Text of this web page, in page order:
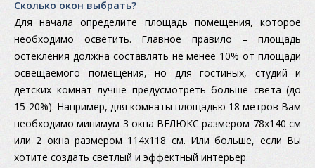
Сколько окон выбрать?
Для начала определите площадь помещения, которое
необходимо осветить. Главное правило – площадь
остекления должна составлять не менее 10% от площади
освещаемого помещения, но для гостиных, студий и
детских комнат лучше предусмотреть больше света (до
15-20%). Например, для комнаты площадью 18 метров Вам
необходимо минимум 3 окна ВЕЛЮКС размером 78х140 см
или 2 окна размером 114х118 см. Или больше, если Вы
хотите создать светлый и эффектный интерьер.